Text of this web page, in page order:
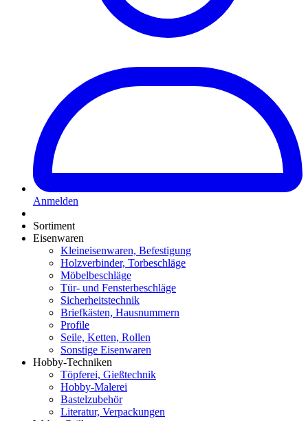
Anmelden
Sortiment
Eisenwaren
Kleineisenwaren, Befestigung
Holzverbinder, Torbeschläge
Möbelbeschläge
Tür- und Fensterbeschläge
Sicherheitstechnik
Briefkästen, Hausnummern
Profile
Seile, Ketten, Rollen
Sonstige Eisenwaren
Hobby-Techniken
Töpferei, Gießtechnik
Hobby-Malerei
Bastelzubehör
Literatur, Verpackungen